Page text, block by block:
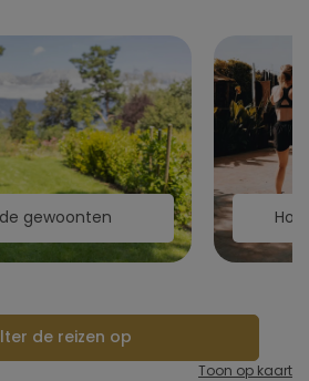
gewoonten
de reizen op
Toon op kaart